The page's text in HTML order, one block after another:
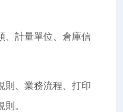
、計量單位、倉庫信
則、業務流程、打印
。